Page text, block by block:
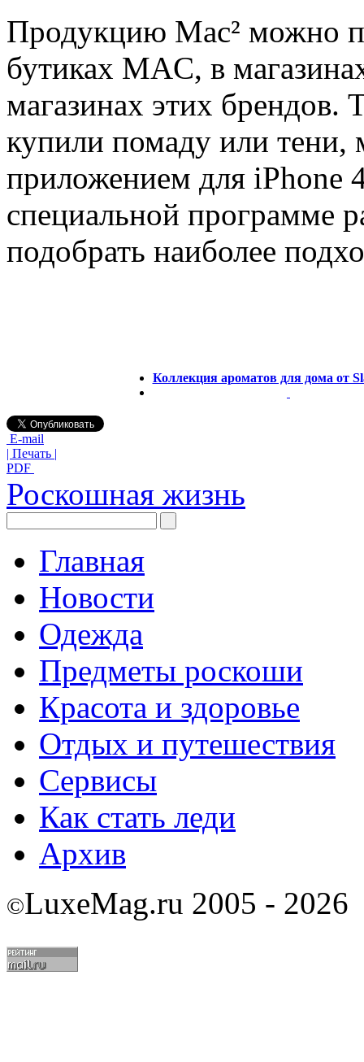
Продукцию Mac² можно
бутиках MAC, в
магазинах этих брендов.
купили помаду или тени,
приложением для iPhone
специальной программе
подобрать наиболее
Коллекция ароматов для дома от
E-mail
| Печать |
PDF
Роскошная жизнь
Главная
Новости
Одежда
Предметы роскоши
Красота и здоровье
Отдых и путешествия
Сервисы
Как стать леди
Архив
©LuxeMag.ru 2005 - 2026